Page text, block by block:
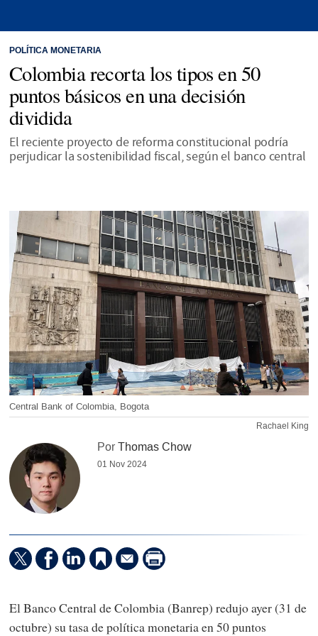
POLÍTICA MONETARIA
Colombia recorta los tipos en 50
puntos básicos en una decisión
dividida
El reciente proyecto de reforma constitucional podría
perjudicar la sostenibilidad fiscal, según el banco central
Central Bank of Colombia, Bogota
Rachael King
PorThomas Chow
01 Nov 2024
El Banco Central de Colombia (Banrep) redujo ayer (31 de
octubre) su tasa de política monetaria en 50 puntos